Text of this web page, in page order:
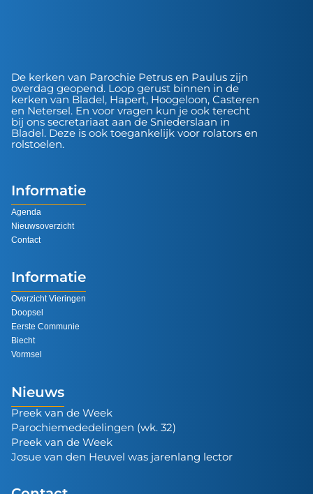
De kerken van Parochie Petrus en Paulus zijn
overdag geopend. Loop gerust binnen in de
kerken van Bladel, Hapert, Hoogeloon, Casteren
en Netersel. En voor vragen kun je ook terecht
bij ons secretariaat aan de Sniederslaan in
Bladel. Deze is ook toegankelijk voor rolators en
rolstoelen.
Informatie
Agenda
Nieuwsoverzicht
Contact
Informatie
Overzicht Vieringen
Doopsel
Eerste Communie
Biecht
Vormsel
Nieuws
Preek van de Week
Parochiemededelingen (wk. 32)
Preek van de Week
Josue van den Heuvel was jarenlang lector